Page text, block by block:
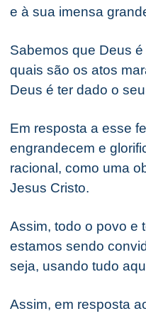
e à sua imensa
Sabemos que Deus
quais são os atos
Deus é ter dado o
Em resposta a esse
engrandecem e
racional, como uma
Jesus Cristo.
Assim, todo o povo e
estamos sendo
seja, usando tudo
Assim, em resposta